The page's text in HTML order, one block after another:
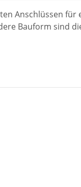
Anschlüssen für
Bauform sind